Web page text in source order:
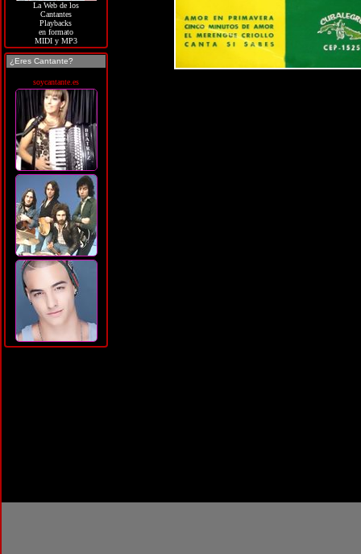
La Web de los
Cantantes
Playbacks
en formato
MIDI y MP3
¿Eres Cantante?
soycantante.es